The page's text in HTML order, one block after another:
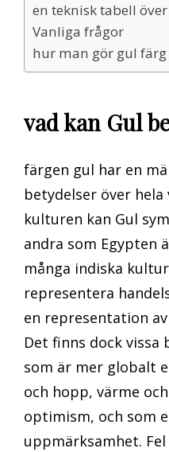
en teknisk tabell
Vanliga frågor
hur man gör gul färg
vad kan Gul
färgen gul har en
betydelser över hela
kulturen kan Gul
andra som Egypten
många indiska
representera
en representation
Det finns dock vissa
som är mer globalt
och hopp, värme
optimism, och som
uppmärksamhet.